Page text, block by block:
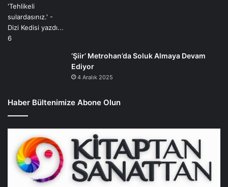
‘Şiir’ Metrohan’da Soluk Almaya Devam
Ediyor
4 Aralık 2025
Haber Bültenimize Abone Olun